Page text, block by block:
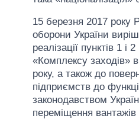
15 березня 2017 року
оборони України
реалізації пунктів 1 і
«Комплексу заходів»
року, а також до
підприємств до
законодавством
переміщення вантажів